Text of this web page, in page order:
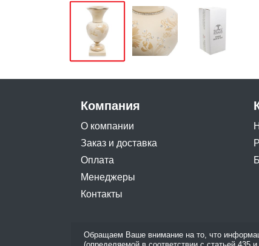
Компания
О компании
Заказ и доставка
Оплата
Менеджеры
Контакты
Обращаем Ваше внимание на то, что